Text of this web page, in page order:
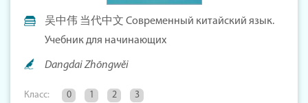
吴中伟 当代中文 Современный китайский язык.
Учебник для начинающих
Dangdai Zhōngwěi
Класс: 0 1 2 3